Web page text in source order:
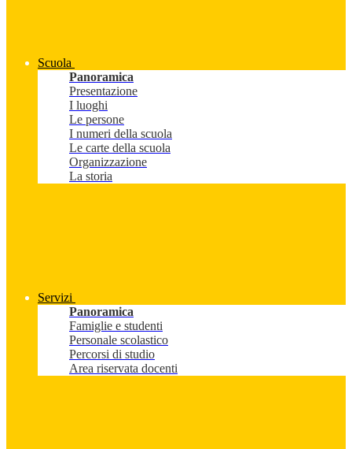
Scuola
Panoramica
Presentazione
I luoghi
Le persone
I numeri della scuola
Le carte della scuola
Organizzazione
La storia
Servizi
Panoramica
Famiglie e studenti
Personale scolastico
Percorsi di studio
Area riservata docenti